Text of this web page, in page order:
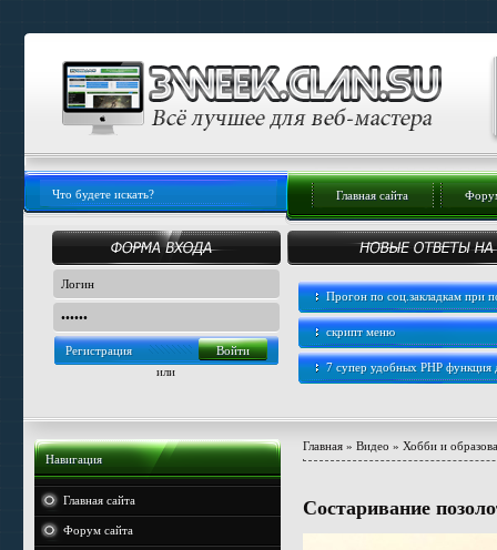
Главная сайта
Регистрация
или
Прогон по соц.закладкам при
скрипт меню
7 супер удобных PHP функция
Навигация
Главная сайта
Форум сайта
Главная» Видео » Хобби и
Состаривание